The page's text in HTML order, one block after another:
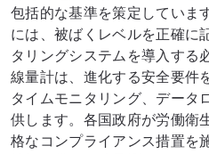
包括的な基準を策定していま
には、被ばくレベルを正確に
タリングシステムを導入する
線量計は、進化する安全要件
タイムモニタリング、データ
供します。各国政府が労働衛
格なコンプライアンス措置を